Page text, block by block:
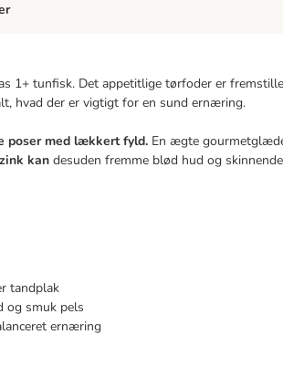
1+ tunfisk. Det appetitlige tørfoder er
hvad der er vigtigt for en sund ernæring.
poser med lækkert fyld. En ægte
kan desuden fremme blød hud og
tandplak
og smuk pels
ernæring